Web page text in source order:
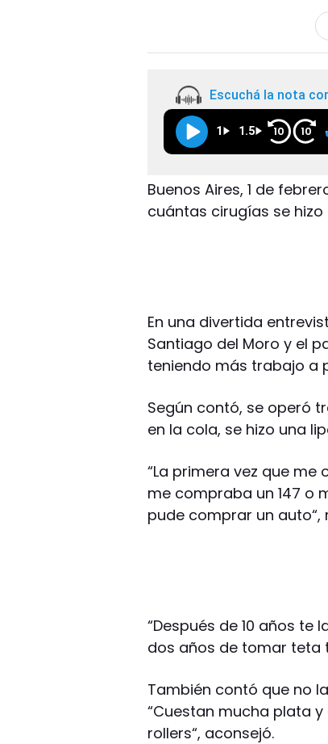
Escuchá la nota
1 1.5 10 10
Buenos Aires, 1 de
cuántas cirugías se
En una divertida
Santiago del Moro y el
teniendo más trabajo a
Según contó, se operó
en la cola, se hizo una
“La primera vez que me
me compraba un 147 o
pude comprar un auto“,
“Después de 10 años te
dos años de tomar teta
También contó que no
“Cuestan mucha plata
rollers“, aconsejó.